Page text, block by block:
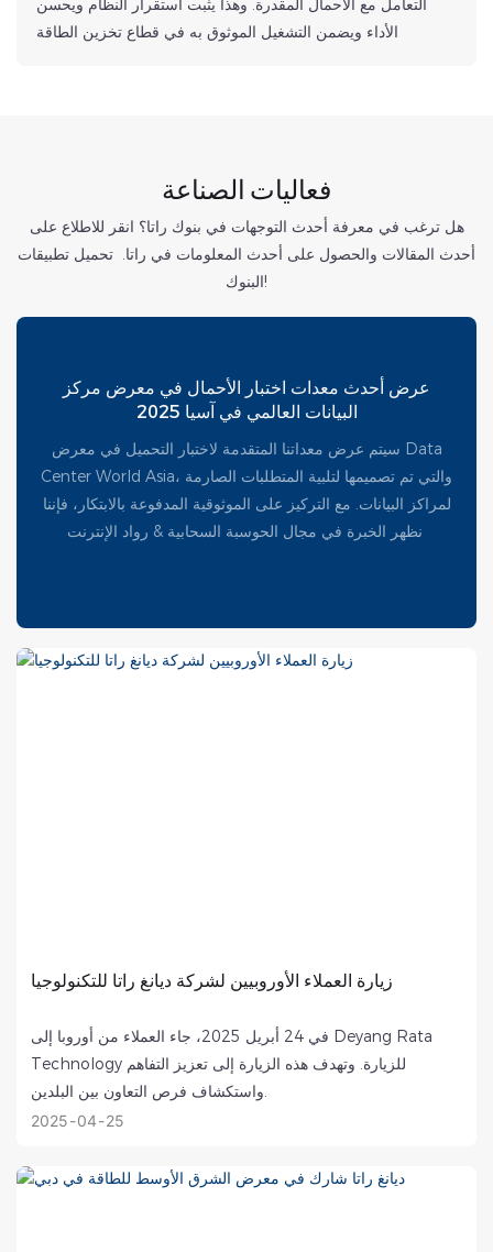
التعامل مع الأحمال المقدرة. وهذا يثبت استقرار النظام ويحسن
الأداء ويضمن التشغيل الموثوق به في قطاع تخزين الطاقة
فعاليات الصناعة
هل ترغب في معرفة أحدث التوجهات في بنوك راتا؟ انقر للاطلاع على
أحدث المقالات والحصول على أحدث المعلومات في راتا. تحميل تطبيقات
البنوك!
عرض أحدث معدات اختبار الأحمال في معرض مركز
البيانات العالمي في آسيا 2025
سيتم عرض معداتنا المتقدمة لاختبار التحميل في معرض Data
Center World Asia، والتي تم تصميمها لتلبية المتطلبات الصارمة
لمراكز البيانات. مع التركيز على الموثوقية المدفوعة بالابتكار، فإننا
زيارة العملاء الأوروبيين لشركة ديانغ راتا للتكنولوجيا
في 24 أبريل 2025، جاء العملاء من أوروبا إلى Deyang Rata
Technology للزيارة. وتهدف هذه الزيارة إلى تعزيز التفاهم
واستكشاف فرص التعاون بين البلدين.
2025 04 25